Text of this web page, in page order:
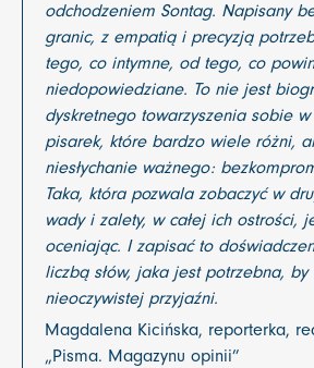
odchodzeniem Sontag. Napisany
granic, z empatią i precyzją
tego, co intymne, od tego, co
niedopowiedziane. To nie jest
dyskretnego towarzyszenia sobie
pisarek, które bardzo wiele różni,
niesłychanie ważnego:
Taka, która pozwala zobaczyć w
wady i zalety, w całej ich ostrości,
oceniając. I zapisać to
liczbą słów, jaka jest potrzebna,
nieoczywistej przyjaźni.
Magdalena Kicińska, reporterka,
„Pisma. Magazynu opinii”